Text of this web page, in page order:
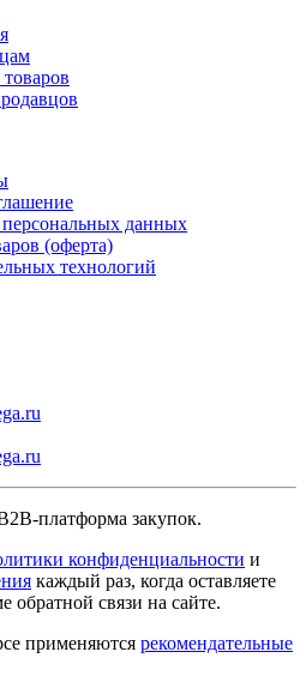
данных
(оферта)
технологий
платформа закупок.
конфиденциальности и
каждый раз, когда оставляете
связи на сайте.
применяются рекомендательные